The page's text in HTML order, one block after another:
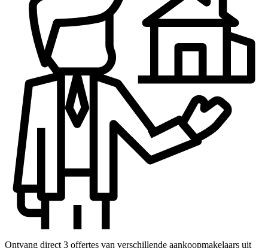
Ontvang direct 3 offertes van verschillende aankoopmakelaars uit